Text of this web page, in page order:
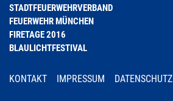
STADTFEUERWEHRVERBAND
FEUERWEHR MÜNCHEN
FIRETAGE 2016
BLAULICHTFESTIVAL
KONTAKT IMPRESSUM DATENSCHUTZ